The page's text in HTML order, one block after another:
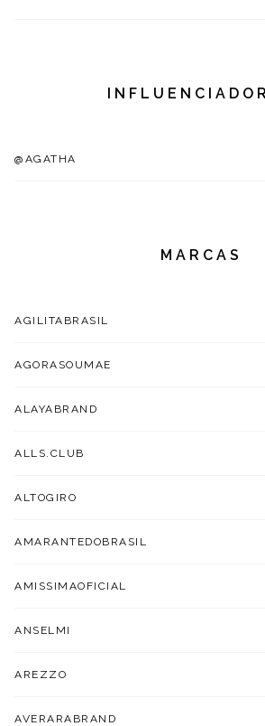
@AGATHA
MARCAS
AGILITABRASIL
AGORASOUMAE
ALAYABRAND
ALLS.CLUB
ALTOGIRO
AMARANTEDOBRASIL
AMISSIMAOFICIAL
ANSELMI
AREZZO
AVERARABRAND